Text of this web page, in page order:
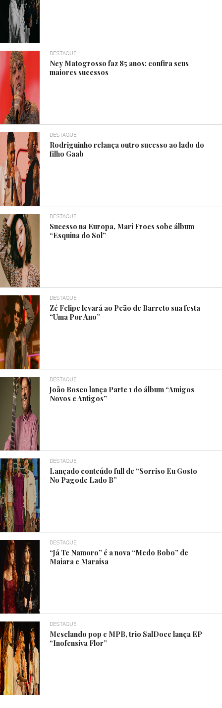
DESTAQUE
Ney Matogrosso faz 85 anos; confira seus
maiores sucessos
DESTAQUE
Rodriguinho relança outro sucesso ao lado do
filho Gaab
DESTAQUE
Sucesso na Europa, Mari Froes sobe álbum
“Esquina do Sol”
DESTAQUE
Zé Felipe levará ao Peão de Barreto sua festa
“Uma Por Ano”
DESTAQUE
João Bosco lança Parte 1 do álbum “Amigos
Novos e Antigos”
DESTAQUE
Lançado conteúdo full de “Sorriso Eu Gosto
No Pagode Lado B”
DESTAQUE
“Já Te Namoro” é a nova “Medo Bobo” de
Maiara e Maraisa
DESTAQUE
Mesclando pop e MPB, trio SalDoce lança EP
“Inofensiva Flor”